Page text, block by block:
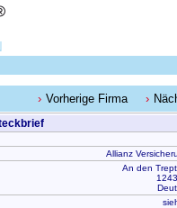
Vorherige Firma
Allianz
An den